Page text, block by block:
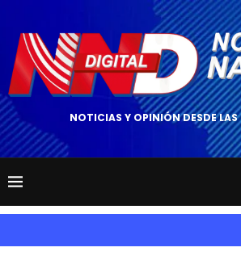
NOTICIAS Y OPINIÓN DESDE LAS